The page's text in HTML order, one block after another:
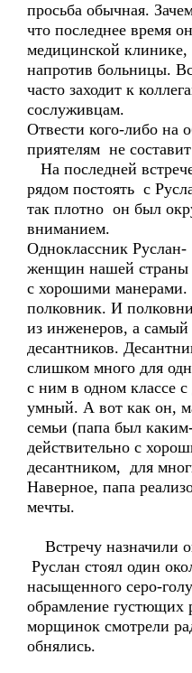
просьба обычная.
что последнее время
медицинской клинике,
напротив больницы.
часто заходит к
сослуживцам.
Отвести кого-либо на
приятелям не
На последней
рядом постоять с
так плотно он был
вниманием.
Одноклассник
женщин нашей страны
с хорошими
полковник. И
из инженеров, а
десантников.
слишком много для
с ним в одном классе
умный. А вот как он,
семьи (папа был
действительно с
десантником, для
Наверное, папа
мечты.
Встречу назначили
Руслан стоял один
насыщенного серо-
обрамление густющих
морщинок смотрели
обнялись.